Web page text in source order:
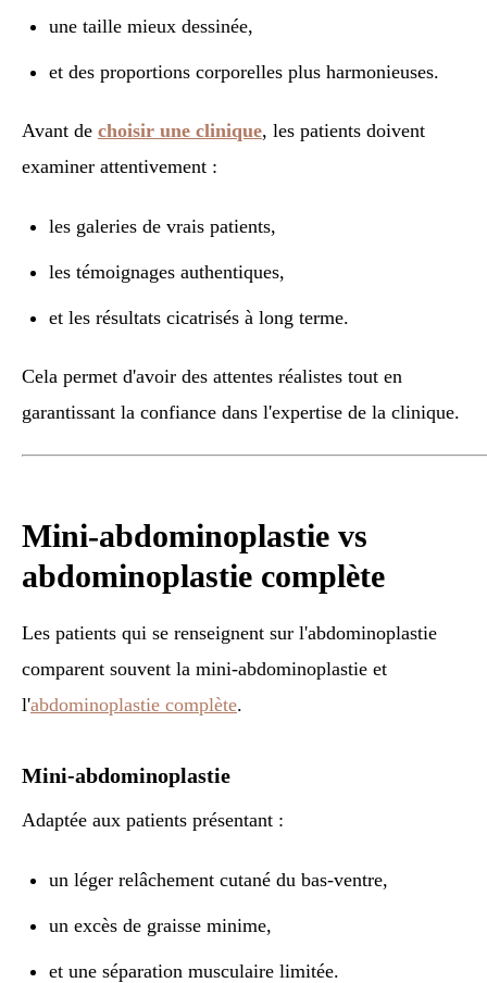
une taille mieux dessinée,
et des proportions corporelles plus harmonieuses.
Avant de choisir une clinique, les patients doivent
examiner attentivement :
les galeries de vrais patients,
les témoignages authentiques,
et les résultats cicatrisés à long terme.
Cela permet d'avoir des attentes réalistes tout en
garantissant la confiance dans l'expertise de la clinique.
Mini-abdominoplastie vs
abdominoplastie complète
Les patients qui se renseignent sur l'abdominoplastie
comparent souvent la mini-abdominoplastie et
l'abdominoplastie complète.
Mini-abdominoplastie
Adaptée aux patients présentant :
un léger relâchement cutané du bas-ventre,
un excès de graisse minime,
et une séparation musculaire limitée.